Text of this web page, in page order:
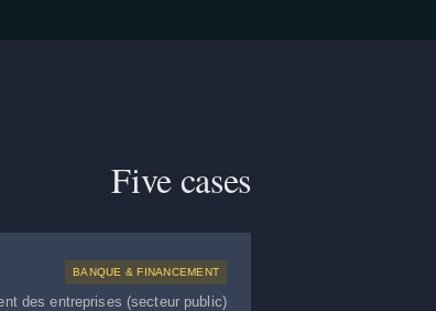
Five cases
BANQUE & FINANCEMENT
des entreprises (secteur public)